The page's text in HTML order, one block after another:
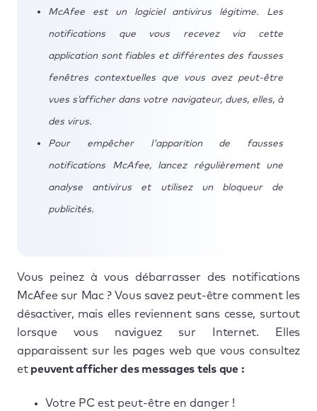
McAfee est un logiciel antivirus légitime. Les
notifications que vous recevez via cette
application sont fiables et différentes des fausses
fenêtres contextuelles que vous avez peut-être
vues s’afficher dans votre navigateur, dues, elles, à
des virus.
Pour empêcher l'apparition de fausses
notifications McAfee, lancez régulièrement une
analyse antivirus et utilisez un bloqueur de
publicités.
Vous peinez à vous débarrasser des notifications
McAfee sur Mac ? Vous savez peut-être comment les
désactiver, mais elles reviennent sans cesse, surtout
lorsque vous naviguez sur Internet. Elles
apparaissent sur les pages web que vous consultez
et peuvent afficher des messages tels que :
Votre PC est peut-être en danger !